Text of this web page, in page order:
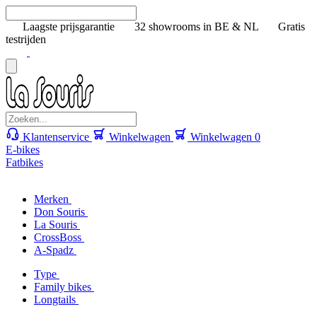
Laagste prijsgarantie 32 showrooms in BE & NL
Gratis
testrijden
Klantenservice Winkelwagen Winkelwagen 0
E-bikes
Fatbikes
Merken
Don Souris
La Souris
CrossBoss
A-Spadz
Type
Family bikes
Longtails